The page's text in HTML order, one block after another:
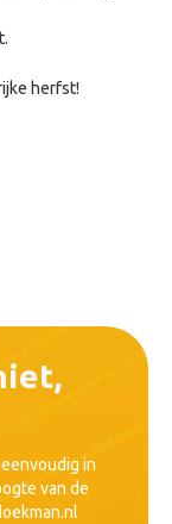
herfst!
in
van de